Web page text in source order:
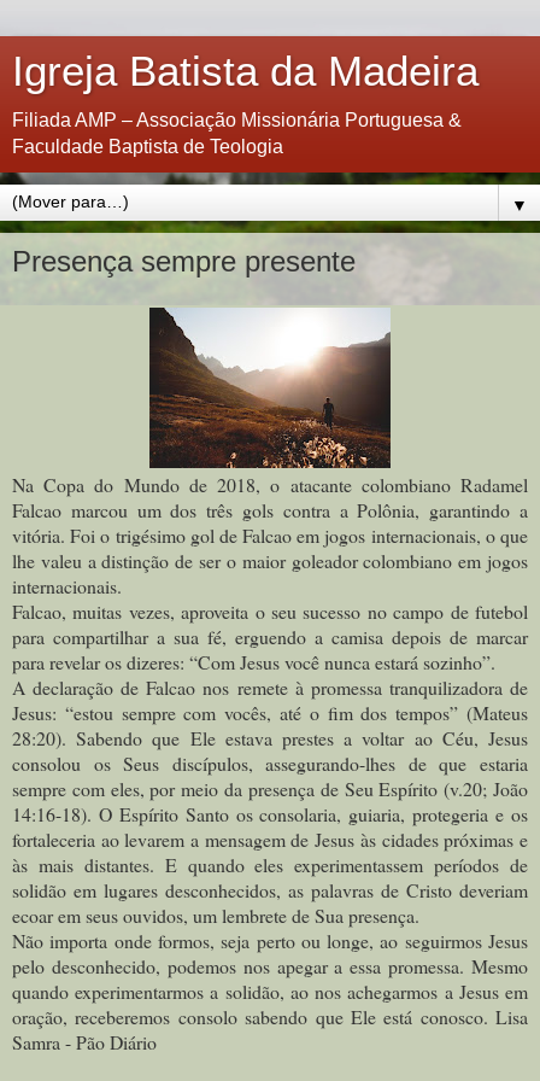
Igreja Batista da Madeira
Filiada AMP – Associação Missionária Portuguesa &
Faculdade Baptista de Teologia
▼
Presença sempre presente
Na Copa do Mundo de 2018, o atacante colombiano Radamel
Falcao marcou um dos três gols contra a Polônia, garantindo a
vitória. Foi o trigésimo gol de Falcao em jogos internacionais, o que
lhe valeu a distinção de ser o maior goleador colombiano em jogos
internacionais.
Falcao, muitas vezes, aproveita o seu sucesso no campo de futebol
para compartilhar a sua fé, erguendo a camisa depois de marcar
para revelar os dizeres: “Com Jesus você nunca estará sozinho”.
A declaração de Falcao nos remete à promessa tranquilizadora de
Jesus: “estou sempre com vocês, até o fim dos tempos” (Mateus
28:20). Sabendo que Ele estava prestes a voltar ao Céu, Jesus
consolou os Seus discípulos, assegurando-lhes de que estaria
sempre com eles, por meio da presença de Seu Espírito (v.20; João
14:16-18). O Espírito Santo os consolaria, guiaria, protegeria e os
fortaleceria ao levarem a mensagem de Jesus às cidades próximas e
às mais distantes. E quando eles experimentassem períodos de
solidão em lugares desconhecidos, as palavras de Cristo deveriam
ecoar em seus ouvidos, um lembrete de Sua presença.
Não importa onde formos, seja perto ou longe, ao seguirmos Jesus
pelo desconhecido, podemos nos apegar a essa promessa. Mesmo
quando experimentarmos a solidão, ao nos achegarmos a Jesus em
oração, receberemos consolo sabendo que Ele está conosco. Lisa
Samra - Pão Diário